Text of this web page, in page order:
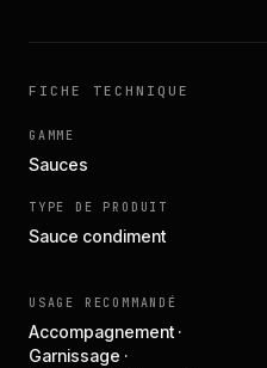
FICHE TECHNIQUE
GAMME
Sauces
TYPE DE PRODUIT
Sauce condiment
USAGE RECOMMANDÉ
Accompagnement ·
Garnissage ·